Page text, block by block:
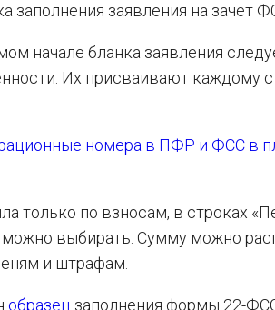
заполнения заявления на зачёт
начале бланка заявления
Их присваивают каждому
номера в ПФР и ФСС в
только по взносам, в строках
можно выбирать. Сумму можно
и штрафам.
образец заполнения формы 22-